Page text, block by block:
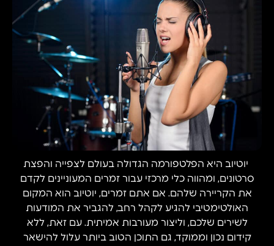
יוטיוב היא הפלטפורמה הגדולה בעולם לצפייה והפצת
סרטונים, ומהווה כלי מרכזי עבור זמרים המעוניינים לקדם
את הקריירה שלהם. אם אתם זמרים, יוטיוב הוא המקום
האולטימטיבי להגיע לקהל רחב, להגביר את המודעות
לשירים שלכם, וליצור מעורבות אמיתית. עם זאת, ללא
קידום נכון וממוקד, גם התוכן הטוב ביותר עלול להישאר